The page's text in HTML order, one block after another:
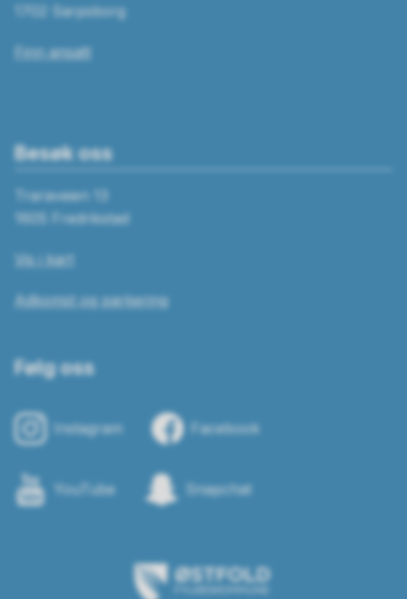
1702 Sarpsborg
Finn ansatt
Besøk oss
Traraveien 13
1605 Fredrikstad
Vis i kart
Adkomst og parkering
Følg oss
Instagram Facebook
YouTube Snapchat
Østfold
fylkeskommune